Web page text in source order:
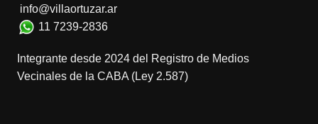
info@villaortuzar.ar
11 7239-2836
Integrante desde 2024 del Registro de Medios
Vecinales de la CABA (Ley 2.587)